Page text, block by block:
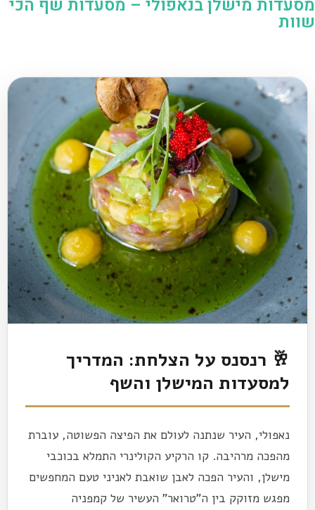
מסעדות מישלן בנאפולי – מסעדות שף הכי
שוות
🥂 רנסנס על הצלחת: המדריך
למסעדות המישלן והשף
נאפולי, העיר שנתנה לעולם את הפיצה הפשוטה, עוברת
מהפכה מרהיבה. קו הרקיע הקולינרי התמלא בכוכבי
מישלן, והעיר הפכה לאבן שואבת לאניני טעם המחפשים
מפגש מזוקק בין ה"טרואר" העשיר של קמפניה